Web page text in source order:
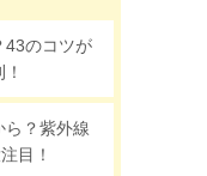
43のコツが
ら？紫外線
目！